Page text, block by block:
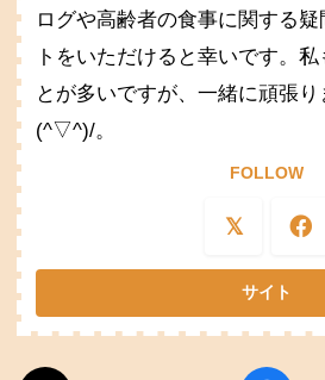
ログや高齢者の食事に関する
トをいただけると幸いです。
とが多いですが、一緒に頑張り
(^▽^)/。
FOLLOW